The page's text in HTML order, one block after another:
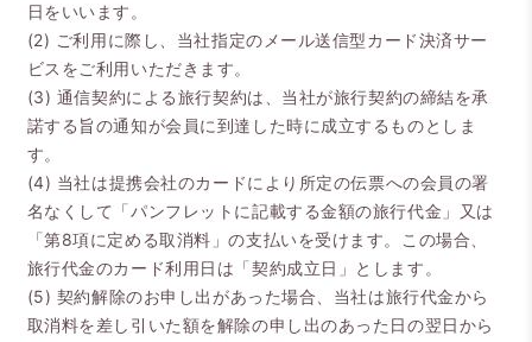
日をいいます。
(2) ご利用に際し、当社指定のメール送信型カード決済サー
ビスをご利用いただきます。
(3) 通信契約による旅行契約は、当社が旅行契約の締結を承
諾する旨の通知が会員に到達した時に成立するものとしま
す。
(4) 当社は提携会社のカードにより所定の伝票への会員の署
名なくして「パンフレットに記載する金額の旅行代金」又は
「第8項に定める取消料」の支払いを受けます。この場合、
旅行代金のカード利用日は「契約成立日」とします。
(5) 契約解除のお申し出があった場合、当社は旅行代金から
取消料を差し引いた額を解除の申し出のあった日の翌日から